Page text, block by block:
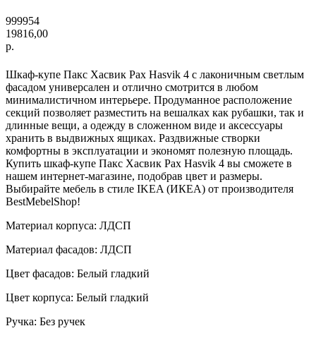
999954
19816,00
р.
Шкаф-купе Пакс Хасвик Pax Hasvik 4 с лаконичным светлым
фасадом универсален и отлично смотрится в любом
минималистичном интерьере. Продуманное расположение
секций позволяет разместить на вешалках как рубашки, так и
длинные вещи, а одежду в сложенном виде и аксессуары
хранить в выдвижных ящиках. Раздвижные створки
комфортны в эксплуатации и экономят полезную площадь.
Купить шкаф-купе Пакс Хасвик Pax Hasvik 4 вы сможете в
нашем интернет-магазине, подобрав цвет и размеры.
Выбирайте мебель в стиле IKEA (ИКЕА) от производителя
BestMebelShop!
Материал корпуса: ЛДСП
Материал фасадов: ЛДСП
Цвет фасадов: Белый гладкий
Цвет корпуса: Белый гладкий
Ручка: Без ручек